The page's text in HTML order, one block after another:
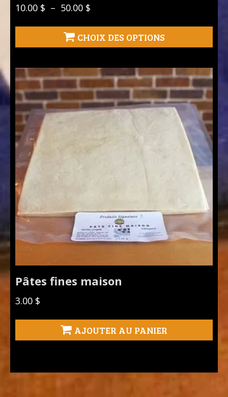
10.00 $ – 50.00 $
prix :
10.00 $
à
CHOIX DES OPTIONS
Pâtes fines maison
3.00 $
AJOUTER AU PANIER